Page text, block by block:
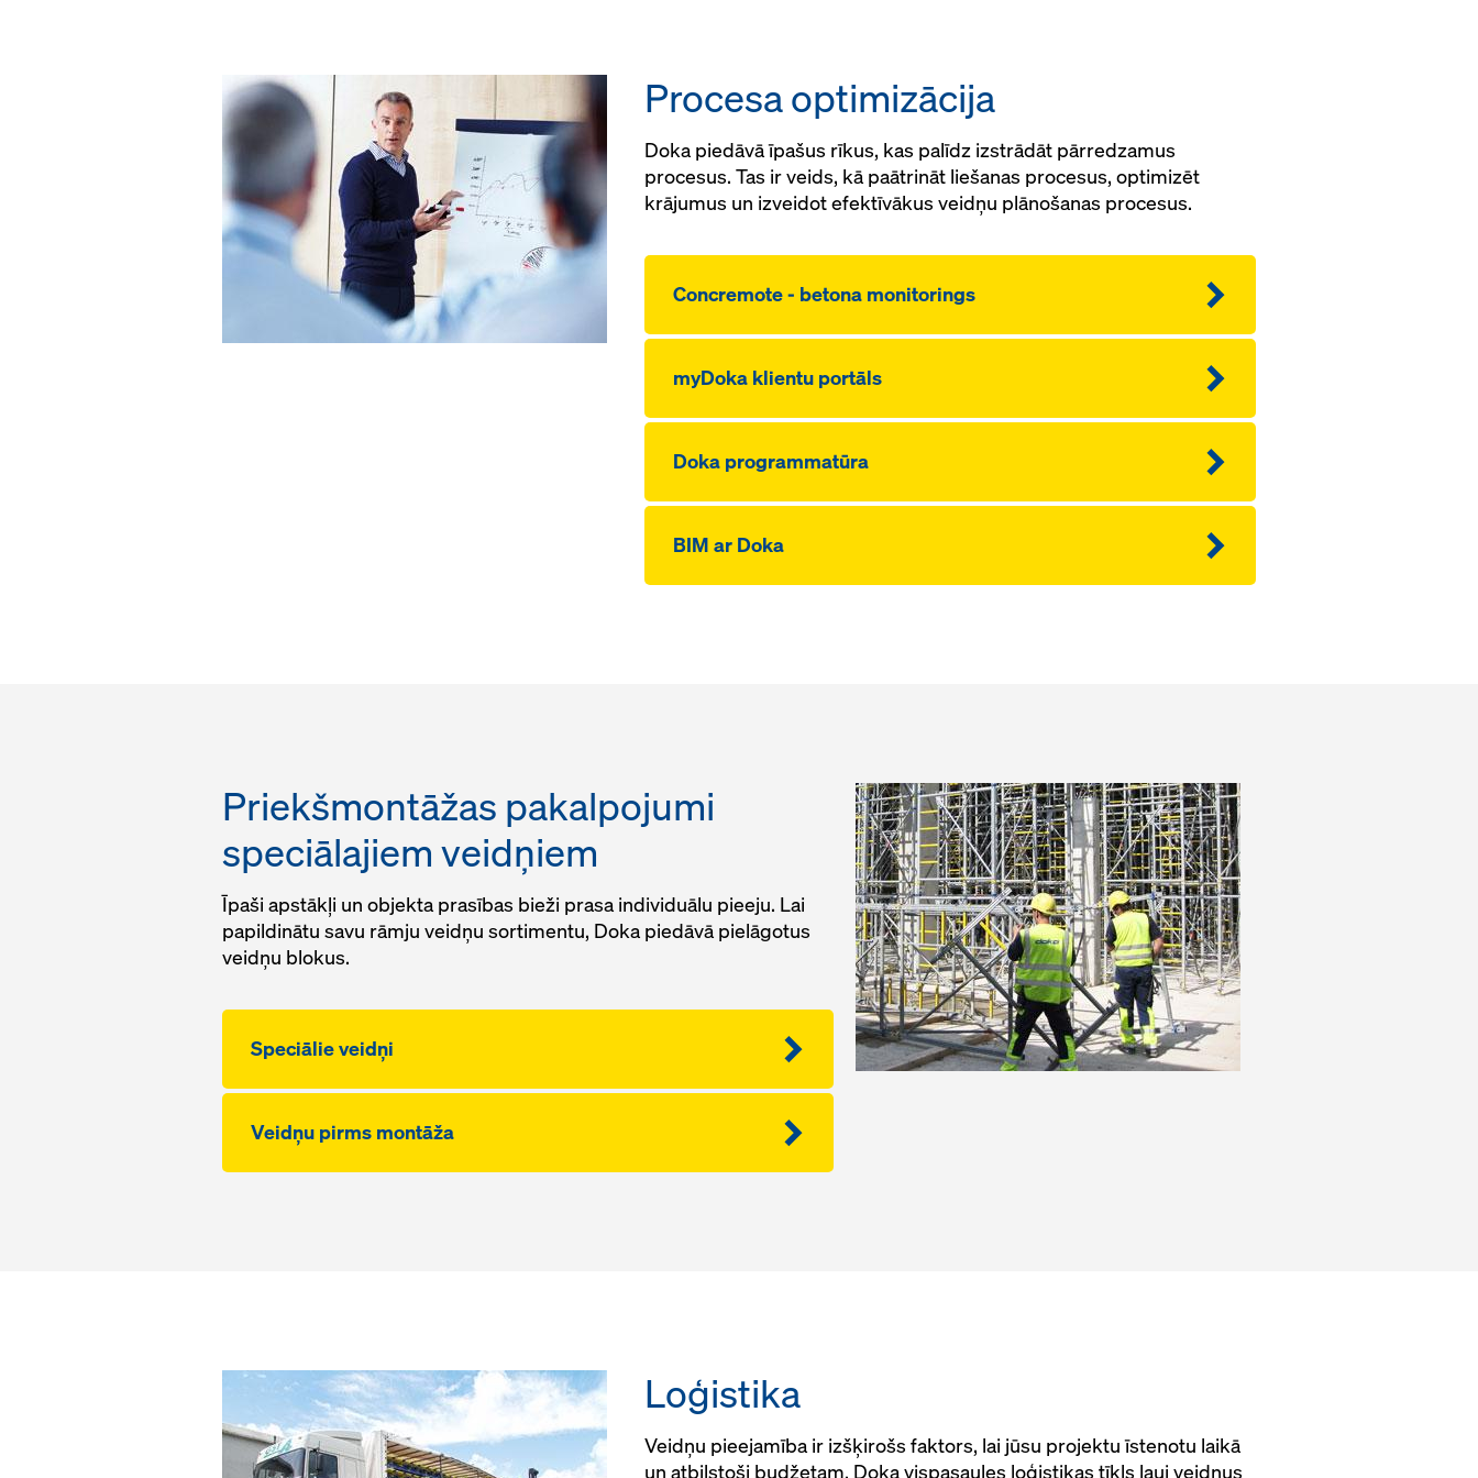
Procesa optimizācija
Doka piedāvā īpašus rīkus, kas palīdz izstrādāt pārredzamus
procesus. Tas ir veids, kā paātrināt liešanas procesus, optimizēt
krājumus un izveidot efektīvākus veidņu plānošanas procesus.
Concremote - betona monitorings
myDoka klientu portāls
Doka programmatūra
BIM ar Doka
Priekšmontāžas pakalpojumi
speciālajiem veidņiem
Īpaši apstākļi un objekta prasības bieži prasa individuālu pieeju. Lai
papildinātu savu rāmju veidņu sortimentu, Doka piedāvā pielāgotus
veidņu blokus.
Speciālie veidņi
Veidņu­ pirms montāža
Loģistika
Veidņu pieejamība ir izšķirošs faktors, lai jūsu projektu īstenotu laikā
un atbilstoši budžetam. Doka vispasaules loģistikas tīkls ļauj veidņus